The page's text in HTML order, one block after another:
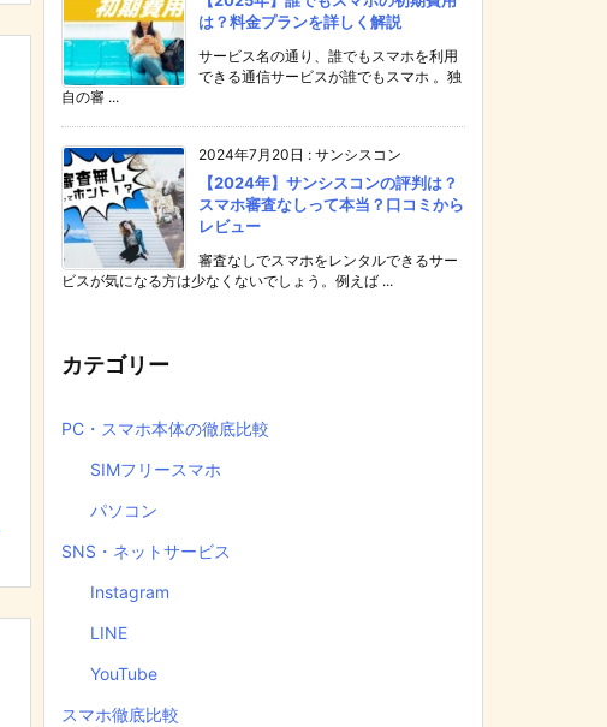
は？料金プランを詳しく解説
サービス名の通り、誰でもスマホを利用
できる通信サービスが誰でもスマホ 。独
自の審 ...
2024年7月20日 : サンシスコン
【2024年】サンシスコンの評判は？
スマホ審査なしって本当？口コミから
レビュー
審査なしでスマホをレンタルできるサー
ビスが気になる方は少なくないでしょう。例えば ...
カテゴリー
PC・スマホ本体の徹底比較
SIMフリースマホ
パソコン
SNS・ネットサービス
Instagram
LINE
YouTube
スマホ徹底比較